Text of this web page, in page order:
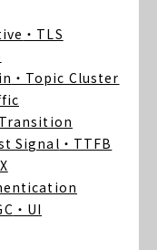
・TLS
・Topic Cluster
Transition
Signal ・TTFB
・UI